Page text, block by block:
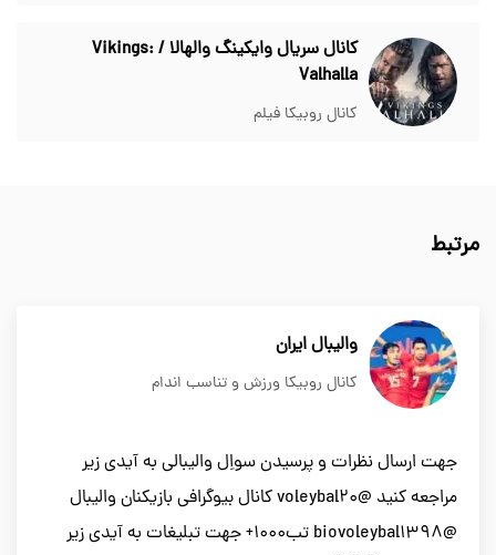
کانال سریال وایکینگ والهالا / Vikings:
Valhalla
کانال روبیکا فیلم
مرتبط
والیبال ایران
کانال روبیکا ورزش و تناسب اندام
جهت ارسال نظرات و پرسیدن سواِل والیبالی به آیدی زیر
مراجعه کنید @voleybal20 کانال بیوگرافی بازیکنان والیبال
@biovoleybal1398 تب1000+ جهت تبلیغات به آیدی زیر